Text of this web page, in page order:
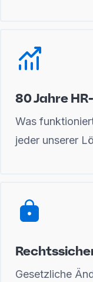
80 Jahre
Was
jeder unserer
Gesetzliche